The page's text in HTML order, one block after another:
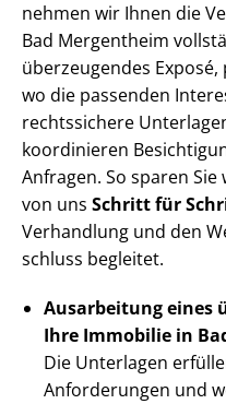
nehmen wir Ihnen die
Bad Mergentheim
überzeugendes
wo die passenden
rechtssichere
koordinieren
Anfragen. So sparen
von uns Schritt für
Verhandlung und den
schluss begleitet.
Ausarbeitung eines
Ihre Immobilie in
Die Unterlagen
Anforderungen und